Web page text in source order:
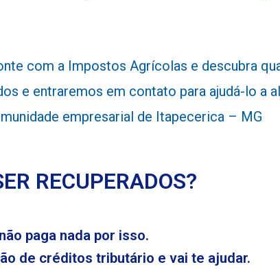
com a Impostos Agrícolas e descubra
e entraremos em contato para ajudá-lo a
empresarial de Itapecerica – MG
RECUPERADOS?
paga nada por isso.
de créditos tributário e vai te ajudar.